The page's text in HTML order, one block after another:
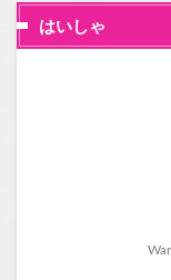
はいしゃ